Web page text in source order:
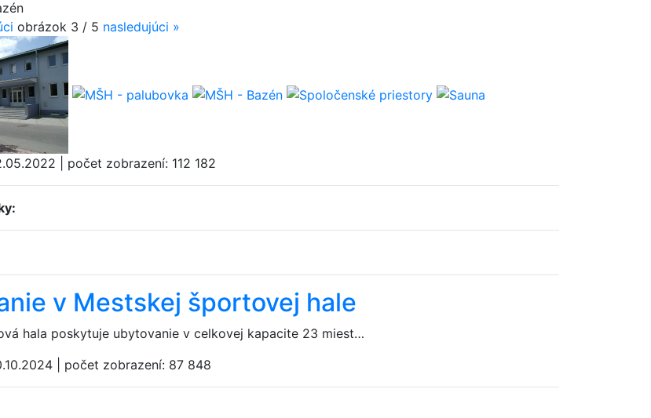
obrázok 3 / 5 nasledujúci »
počet zobrazení: 112 182
v Mestskej športovej hale
hala poskytuje ubytovanie v celkovej kapacite 23 miest…
počet zobrazení: 87 848